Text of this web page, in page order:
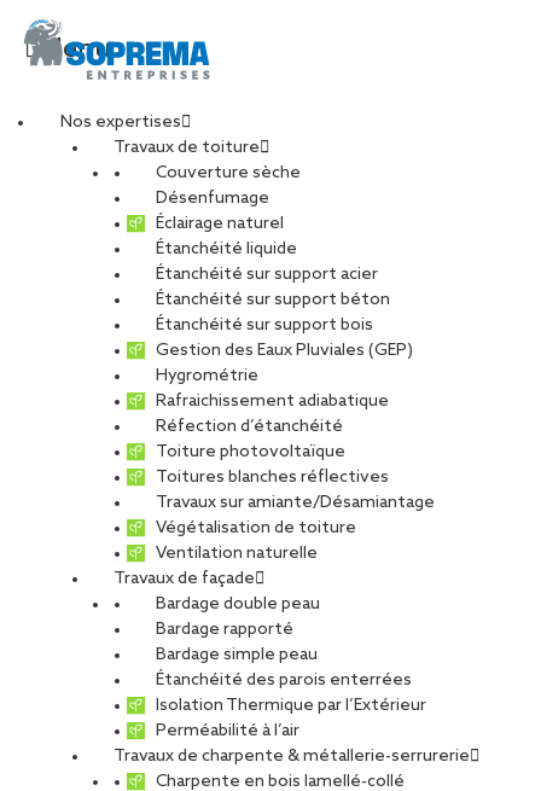
Menu
Nos expertises
Travaux de toiture
Couverture sèche
Désenfumage
Éclairage naturel
Étanchéité liquide
Étanchéité sur support acier
Étanchéité sur support béton
Étanchéité sur support bois
Gestion des Eaux Pluviales (GEP)
Hygrométrie
Rafraichissement adiabatique
Réfection d’étanchéité
Toiture photovoltaïque
Toitures blanches réflectives
Travaux sur amiante/Désamiantage
Végétalisation de toiture
Ventilation naturelle
Travaux de façade
Bardage double peau
Bardage rapporté
Bardage simple peau
Étanchéité des parois enterrées
Isolation Thermique par l’Extérieur
Perméabilité à l’air
Travaux de charpente & métallerie-serrurerie
Charpente en bois lamellé-collé
PARTAGER
03 décembre 2019